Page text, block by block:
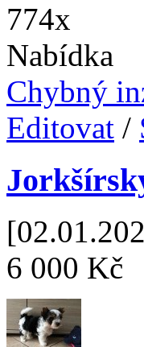
774x
Nabídka
Chybný
Editovat /
6 000 Kč